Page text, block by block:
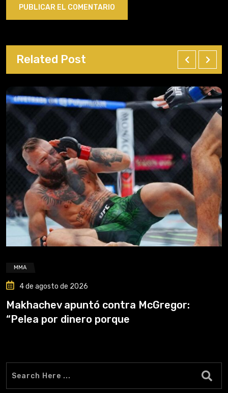
Related Post
MMA
4 de agosto de 2026
Makhachev apuntó contra McGregor:
“Pelea por dinero porque